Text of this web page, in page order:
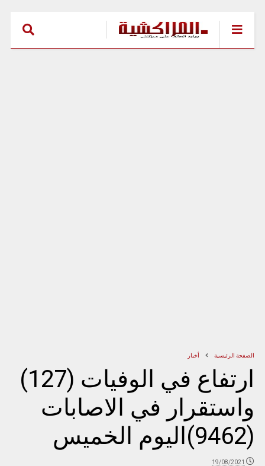
الصفحة الرئيسية أخبار
ارتفاع في الوفيات (127)
واستقرار في الاصابات
(9462)اليوم الخميس
19/08/2021